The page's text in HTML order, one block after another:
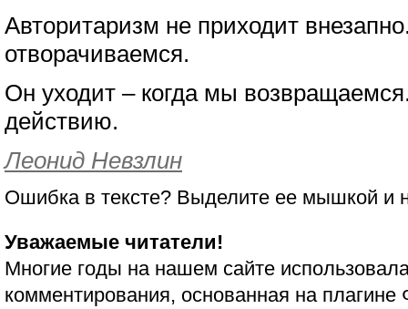
Авторитаризм не приходит
отворачиваемся.
Он уходит – когда мы
действию.
Леонид Невзлин
Ошибка в тексте? Выделите ее мышкой и
Уважаемые читатели!
Многие годы на нашем сайте
комментирования, основанная на